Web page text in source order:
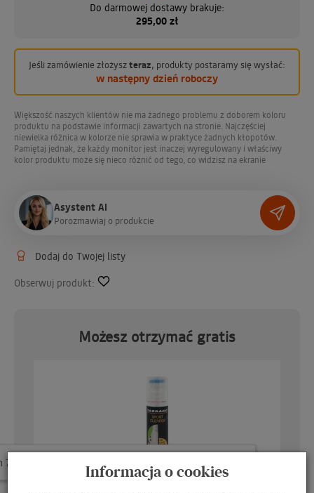
Do darmowej dostawy brakuje:
295,00 zł
Jeśli zamówienie złożyszteraz, produkty postaramy się wysłać:
w następny dzień roboczy
23
23
23
22
22
21
21
20
20
19
19
18
18
17
17
16
16
15
15
14
14
13
13
12
12
11
11
10
10
9
9
8
8
7
7
6
6
5
5
4
4
3
3
2
2
1
1
0
0
23
23
23 5
5
5
4
4
3
3
2
2
1
1
0
0
5
5
59
9
9
8
8
7
7
6
6
5
5
4
4
3
3
2
2
1
1
0
0
9
9
9 5
5
5
4
4
3
3
2
2
1
1
0
0
5
5
5 9
9
9
8
8
7
7
6
6
5
5
4
4
3
3
2
2
1
1
0
0
9
9
9
godz min sek
Większość naszych klientów nie ma żadnego problemu z doborem koloru
produktu na podstawie informacji zawartych na stronie. Najczęściej
niewielka różnica w kolorze nie sprawia w praktyce żadnych kłopotów.
Pamiętaj jednak, że każdy monitor jest inaczej wyregulowany i właściwy
kolor produktu może się nieco różnić od tego, co widzisz na ekranie
Asystent AI
Porozmawiaj o produkcie
Dodaj do Twojej listy
Obserwuj produkt:
Możesz otrzymać gratis
Informacja o cookies